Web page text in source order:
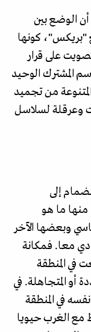
الوضع بين
"بريكس"، كونها
على قرار
المشترك الوحيد
من تجميد
وعرقلة لسلاسل
إلى
ما هو
وبعضها الآخر
معا. فمكانة
في المنطقة
أو المتجاهلة. في
في المنطقة
مع الغرب حيويا